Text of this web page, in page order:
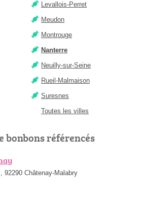
Levallois-Perret
Meudon
Montrouge
Nanterre
Neuilly-sur-Seine
Rueil-Malmaison
Suresnes
Toutes les villes
bonbons référencés
92290 Châtenay-Malabry